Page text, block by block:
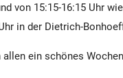
von 15:15-16:15 Uhr
in der Dietrich-
ein schönes